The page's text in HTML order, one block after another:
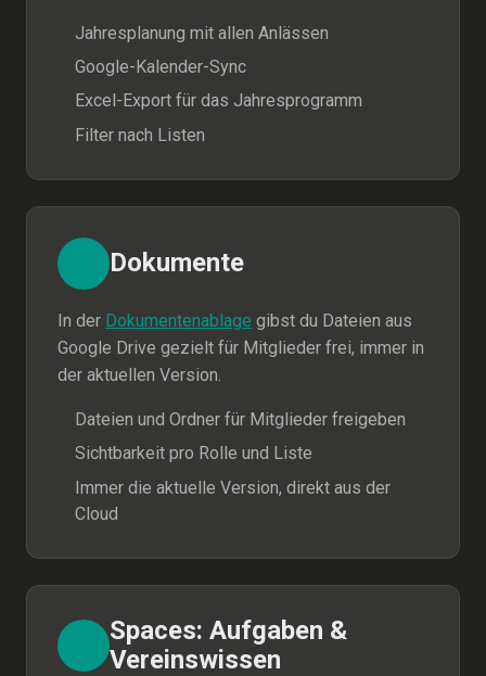
Jahresplanung mit allen Anlässen
Google-Kalender-Sync
Excel-Export für das Jahresprogramm
Filter nach Listen
Dokumente
In der Dokumentenablage gibst du Dateien aus
Google Drive gezielt für Mitglieder frei, immer in
der aktuellen Version.
Dateien und Ordner für Mitglieder freigeben
Sichtbarkeit pro Rolle und Liste
Immer die aktuelle Version, direkt aus der
Cloud
Spaces: Aufgaben &
Vereinswissen